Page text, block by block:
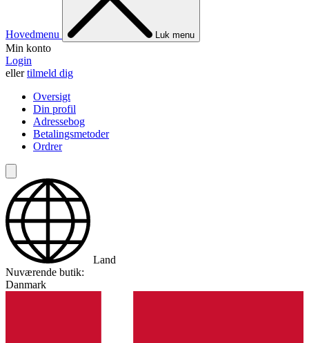
Hovedmenu Luk menu
Min konto
Login
ellertilmeld dig
Oversigt
Din profil
Adressebog
Betalingsmetoder
Ordrer
Land
Nuværende butik:
Danmark